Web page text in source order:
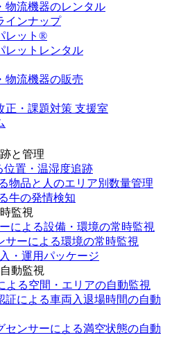
物流機器のレンタル
インナップ
レット®
レットレンタル
物流機器の販売
正・課題対策 支援室
と管理
位置・温湿度追跡
物品と人のエリア別数量管理
牛の発情検知
監視
による設備・環境の常時監視
サーによる環境の常時監視
・運用パッケージ
動監視
よる空間・エリアの自動監視
証による車両入退場時間の自動
センサーによる満空状態の自動